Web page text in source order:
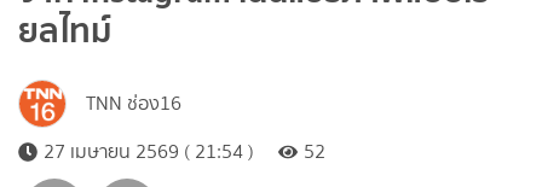
ยลไทม์
TNN ช่อง16
27 เมษายน 2569 ( 21:54 )
52